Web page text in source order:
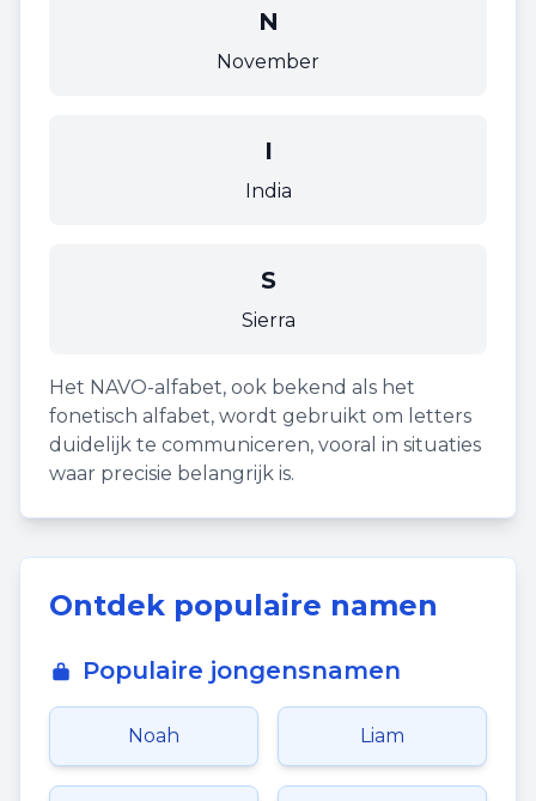
N
November
I
India
S
Sierra
Het NAVO-alfabet, ook bekend als het
fonetisch alfabet, wordt gebruikt om letters
duidelijk te communiceren, vooral in situaties
waar precisie belangrijk is.
Ontdek populaire namen
Populaire jongensnamen
Noah Liam